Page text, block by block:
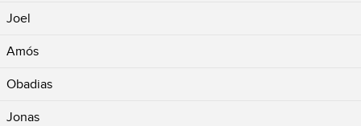
Joel
Amós
Obadias
Jonas